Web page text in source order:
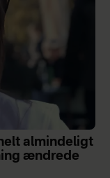
almindeligt
ændrede